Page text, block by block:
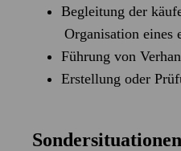
Begleitung der
Organisation eines
Führung von
Erstellung oder
Sondersituationen